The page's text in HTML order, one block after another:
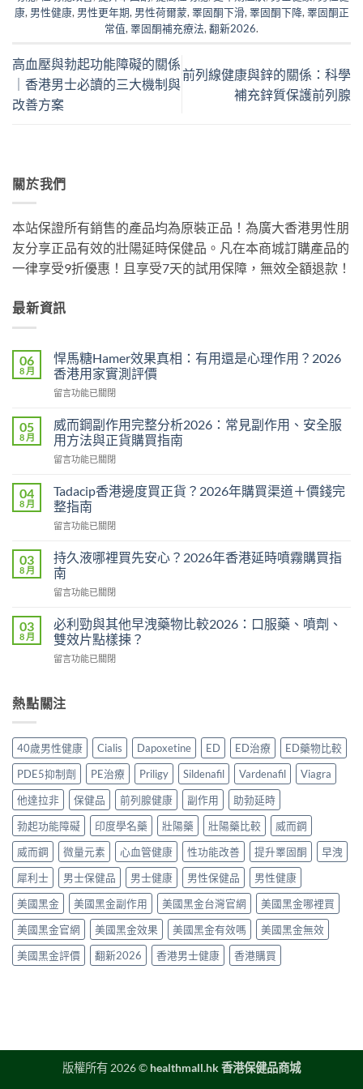
康, 男性健康, 男性更年期, 男性荷爾蒙, 睪固酮下滑, 睪固酮下降, 睪固酮正
常值, 睪固酮補充療法, 翻新2026.
高血壓與勃起功能障礙的關係
｜香港男士必讀的三大機制與
改善方案
前列線健康與鋅的關係：科學
補充鋅質保護前列腺
關於我們
本站保證所有銷售的產品均為原裝正品！為廣大香港男性朋
友分享正品有效的壯陽延時保健品。凡在本商城訂購產品的
一律享受9折優惠！且享受7天的試用保障，無效全額退款！
最新資訊
06
8 月
悍馬糖Hamer效果真相：有用還是心理作用？2026
香港用家實測評價
在
馬
糖
Hamer
效
真
相：
有
用
是
心
作
2026
香
港
實
測
價〉
中
留言功能已關閉
05
8 月
威而鋼副作用完整分析2026：常見副作用、安全服
用方法與正貨購買指南
在
而
鋼
副
作
完
整
分
析
常
見
作
全
方
法
與
正
貨
購
買
指
南〉
中
留言功能已關閉
04
8 月
Tadacip香港邊度買正貨？2026年購買渠道＋價錢完
整指南
在
香
港
邊
度
正
貨？
2026
年
渠
價
錢
完
整
指
南〉
中
留言功能已關閉
03
8 月
持久液哪裡買先安心？2026年香港延時噴霧購買指
南
在
久
液
哪
裡
安
年
香
港
延
時
噴
霧
購
指
南〉
中
留言功能已關閉
03
8 月
必利勁與其他早洩藥物比較2026：口服藥、噴劑、
雙效片點樣揀？
在
勁
與
他
早
洩
藥
物
比
較
2026：
服
藥、
噴
劑、
雙
效
片
點
留言功能已關閉
熱點關注
40歲男性健康 Cialis Dapoxetine ED ED治療
ED藥物比較
PDE5抑制劑
PE治療 Priligy Sildenafil Vardenafil
Viagra
他達拉非
保健品 前列腺健康 副作用
助勃延時
勃起功能障礙
印度學名藥 壯陽藥 壯陽藥比較
威而鋼
威而鋼
微量元素 心血管健康 性功能改善 提升睪固酮
早洩
犀利士
男士保健品 男士健康 男性保健品
男性健康
美國黑金
美國黑金副作用 美國黑金台灣官網
美國黑金哪裡買
美國黑金官網
美國黑金效果 美國黑金有效嗎
美國黑金無效
美國黑金評價
翻新2026 香港男士健康 香港購買
版權所有 2026 © healthmall.hk 香港保健品商城